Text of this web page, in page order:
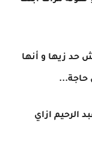
حد زيها و أنها
حاجة...
الرحيم ازاي